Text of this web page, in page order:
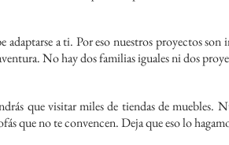
adaptarse a ti. Por eso nuestros proyectos
No hay dos familias iguales ni dos
que visitar miles de tiendas de muebles.
que no te convencen. Deja que eso lo